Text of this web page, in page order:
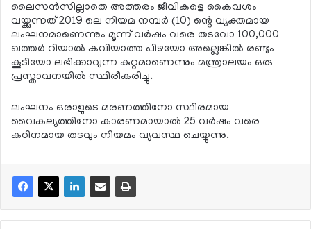
ലൈസന്‍സില്ലാതെ അത്തരം ജീവികളെ കൈവശം
വയ്ക്കുന്നത് 2019 ലെ നിയമ നമ്പര്‍ (10) ന്റെ വ്യക്തമായ
ലംഘനമാണെന്നും മൂന്ന് വര്‍ഷം വരെ തടവോ 100,000
ഖത്തര്‍ റിയാല്‍ കവിയാത്ത പിഴയോ അല്ലെങ്കില്‍ രണ്ടും
കൂടിയോ ലഭിക്കാവുന്ന കുറ്റമാണെന്നും മന്ത്രാലയം ഒരു
പ്രസ്താവനയില്‍ സ്ഥിരീകരിച്ചു.
ലംഘനം ഒരാളുടെ മരണത്തിനോ സ്ഥിരമായ
വൈകല്യത്തിനോ കാരണമായാല്‍ 25 വര്‍ഷം വരെ
കഠിനമായ തടവും നിയമം വ്യവസ്ഥ ചെയ്യുന്നു.